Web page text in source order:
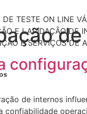
DE TESTE ON LINE
E LAPIDAÇÃO DE
E SERVIÇOS DE
de internos
confiabilidade